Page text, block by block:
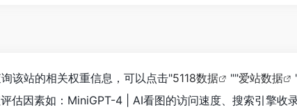
该站的相关权重信息，可以点击"5118数据 ""爱站数据
估因素如：MiniGPT-4 | AI看图的访问速度、搜索引擎收